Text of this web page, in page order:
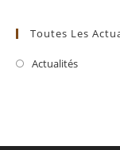
Toutes Les
Actualités